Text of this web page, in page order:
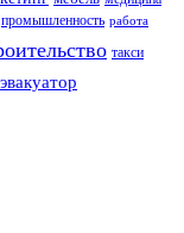
промышленность работа
такси
эвакуатор